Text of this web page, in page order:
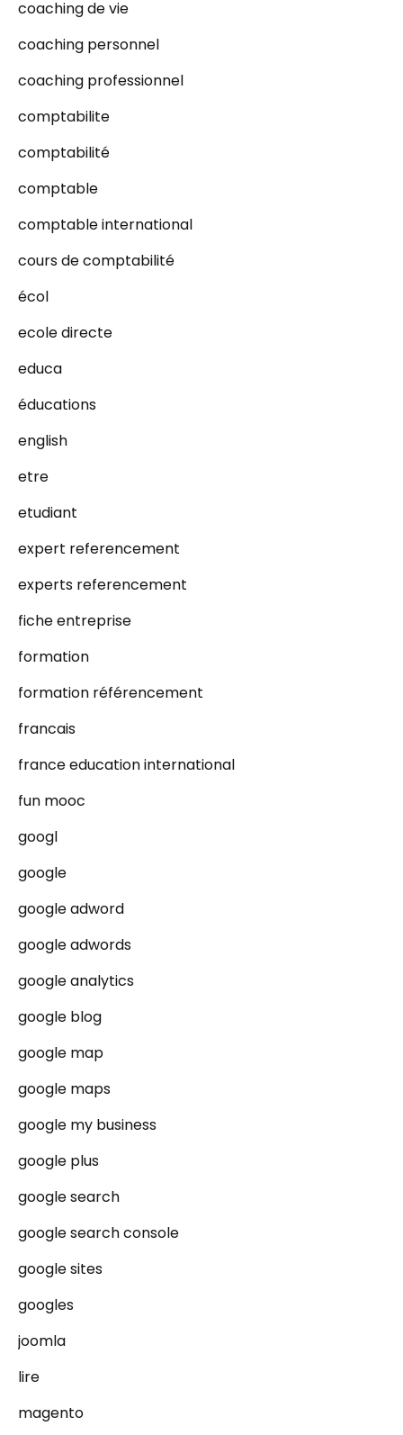
coaching de vie
coaching personnel
coaching professionnel
comptabilite
comptabilité
comptable
comptable international
cours de comptabilité
écol
ecole directe
educa
éducations
english
etre
etudiant
expert referencement
experts referencement
fiche entreprise
formation
formation référencement
francais
france education international
fun mooc
googl
google
google adword
google adwords
google analytics
google blog
google map
google maps
google my business
google plus
google search
google search console
google sites
googles
joomla
lire
magento